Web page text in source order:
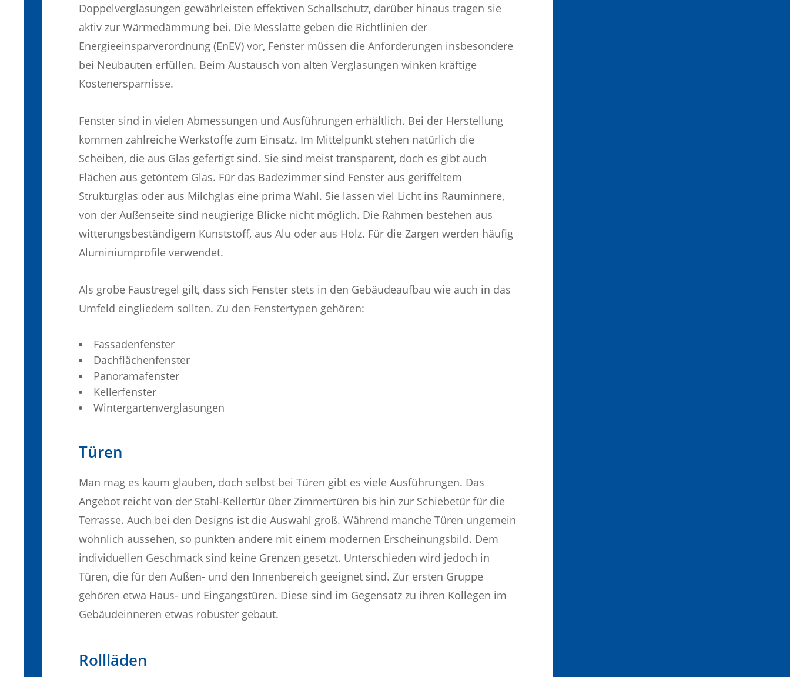
Doppelverglasungen gewährleisten effektiven Schallschutz, darüber hinaus tragen sie
aktiv zur Wärmedämmung bei. Die Messlatte geben die Richtlinien der
Energieeinsparverordnung (EnEV) vor, Fenster müssen die Anforderungen insbesondere
bei Neubauten erfüllen. Beim Austausch von alten Verglasungen winken kräftige
Kostenersparnisse.
Fenster sind in vielen Abmessungen und Ausführungen erhältlich. Bei der Herstellung
kommen zahlreiche Werkstoffe zum Einsatz. Im Mittelpunkt stehen natürlich die
Scheiben, die aus Glas gefertigt sind. Sie sind meist transparent, doch es gibt auch
Flächen aus getöntem Glas. Für das Badezimmer sind Fenster aus geriffeltem
Strukturglas oder aus Milchglas eine prima Wahl. Sie lassen viel Licht ins Rauminnere,
von der Außenseite sind neugierige Blicke nicht möglich. Die Rahmen bestehen aus
witterungsbeständigem Kunststoff, aus Alu oder aus Holz. Für die Zargen werden häufig
Aluminiumprofile verwendet.
Als grobe Faustregel gilt, dass sich Fenster stets in den Gebäudeaufbau wie auch in das
Umfeld eingliedern sollten. Zu den Fenstertypen gehören:
Fassadenfenster
Dachflächenfenster
Panoramafenster
Kellerfenster
Wintergartenverglasungen
Türen
Man mag es kaum glauben, doch selbst bei Türen gibt es viele Ausführungen. Das
Angebot reicht von der Stahl-Kellertür über Zimmertüren bis hin zur Schiebetür für die
Terrasse. Auch bei den Designs ist die Auswahl groß. Während manche Türen ungemein
wohnlich aussehen, so punkten andere mit einem modernen Erscheinungsbild. Dem
individuellen Geschmack sind keine Grenzen gesetzt. Unterschieden wird jedoch in
Türen, die für den Außen- und den Innenbereich geeignet sind. Zur ersten Gruppe
gehören etwa Haus- und Eingangstüren. Diese sind im Gegensatz zu ihren Kollegen im
Gebäudeinneren etwas robuster gebaut.
Rollläden